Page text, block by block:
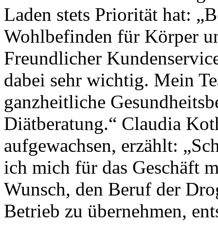
Laden stets Priorität hat:
Wohlbefinden für Körper
Freundlicher
dabei sehr wichtig. Mein
ganzheitliche
Diätberatung.“ Claudia
aufgewachsen, erzählt:
ich mich für das Geschäft
Wunsch, den Beruf der
Betrieb zu übernehmen,